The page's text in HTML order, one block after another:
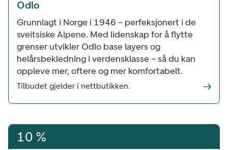
Odlo
Grunnlagt i Norge i 1946 – perfeksjonert i de
sveitsiske Alpene. Med lidenskap for å flytte
grenser utvikler Odlo base layers og
helårsbekledning i verdensklasse – så du kan
oppleve mer, oftere og mer komfortabelt.
Tilbudet gjelder i nettbutikken.
10 %